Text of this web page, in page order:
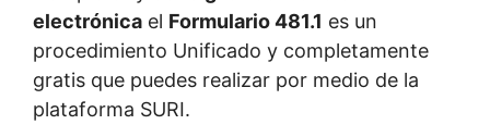
electrónica el Formulario 481.1 es un
procedimiento Unificado y completamente
gratis que puedes realizar por medio de la
plataforma SURI.